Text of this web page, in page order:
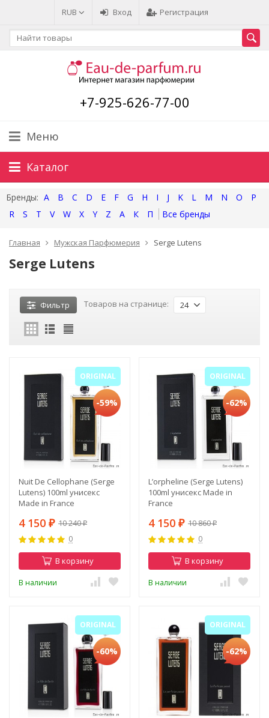
RUB Вход Регистрация
+7-925-626-77-00
Меню
Каталог
A B C D E F G H I J K L M N O
P
R
S T V W X Y Z А К П
Главная Мужская Парфюмерия Serge Lutens
Serge Lutens
Фильтр Товаров на странице: 24
ORIGINAL
-59%
Nuit De Cellophane (Serge
Lutens) 100ml унисекс
Made in France
4 150 ₽ 10 240₽
0
В корзину
В наличии
ORIGINAL
-62%
L’orpheline (Serge Lutens)
100ml унисекс Made in
France
4 150 ₽ 10 860₽
0
В корзину
В наличии
ORIGINAL
-60%
ORIGINAL
-62%